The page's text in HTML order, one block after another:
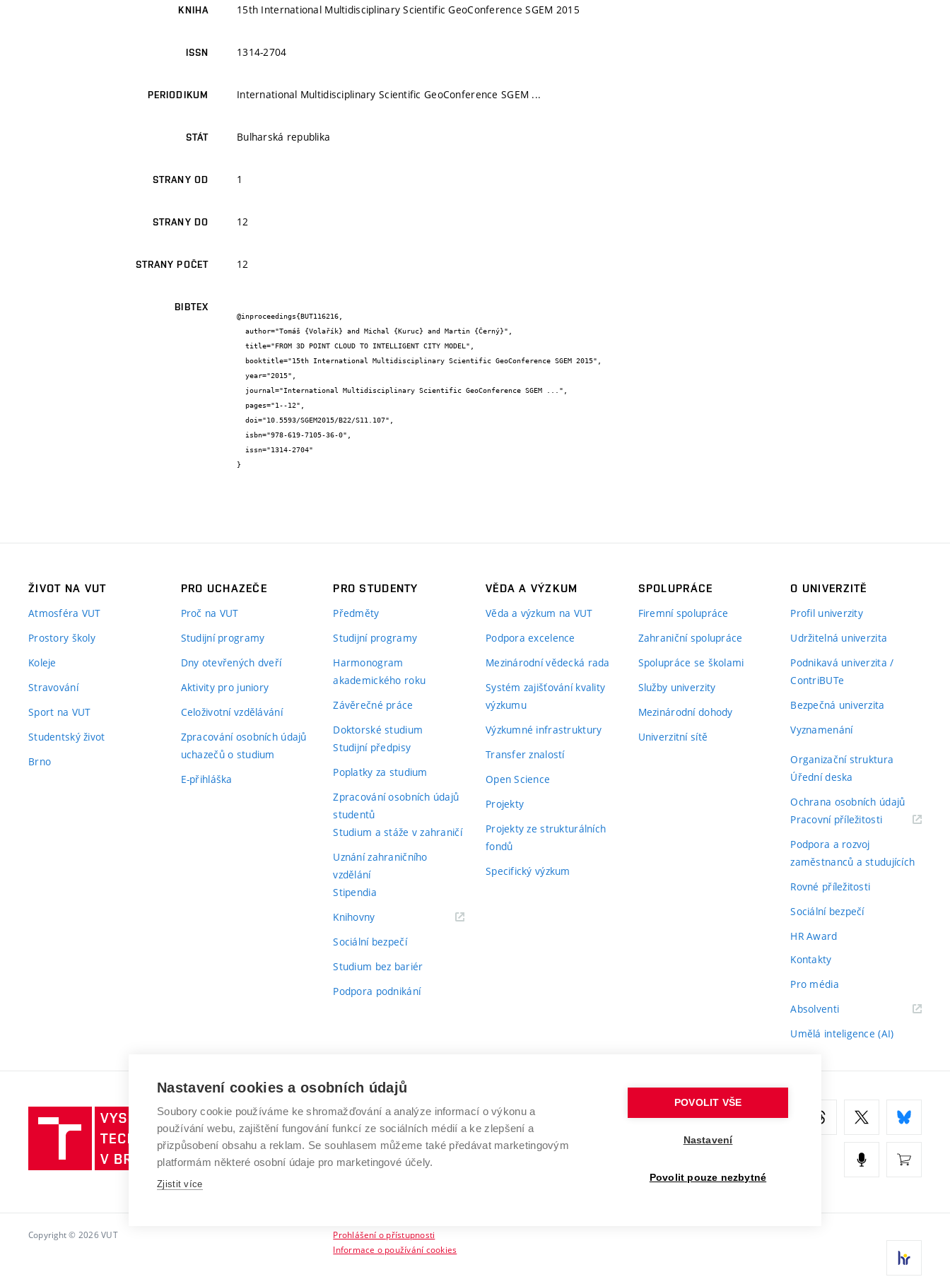
KNIHA 15th International Multidisciplinary Scientific GeoConference SGEM 2015
ISSN 1314-2704
PERIODIKUM International Multidisciplinary Scientific GeoConference SGEM ...
STÁT Bulharská republika
STRANY OD 1
STRANY DO 12
STRANY POČET 12
BIBTEX
@inproceedings{BUT116216,
}
ŽIVOT NA VUT
Atmosféra VUT
Prostory školy
Koleje
Stravování
Sport na VUT
Studentský život
Brno
PRO UCHAZEČE
Proč na VUT
Studijní programy
Dny otevřených dveří
Aktivity pro juniory
Celoživotní vzdělávání
Zpracování osobních údajů
uchazečů o studium
E-přihláška
PRO STUDENTY
Předměty
Studijní programy
Harmonogram
akademického roku
Závěrečné práce
Doktorské studium
Studijní předpisy
Poplatky za studium
Zpracování osobních údajů
studentů
Studium a stáže v zahraničí
Uznání zahraničního
vzdělání
Stipendia
Knihovny(externí
Sociální bezpečí
Studium bez bariér
Podpora podnikání
VĚDA A VÝZKUM
Věda a výzkum na VUT
Podpora excelence
Mezinárodní vědecká rada
Systém zajišťování kvality
výzkumu
Výzkumné infrastruktury
Transfer znalostí
Open Science
Projekty
Projekty ze strukturálních
fondů
Specifický výzkum
SPOLUPRÁCE
Firemní spolupráce
Zahraniční spolupráce
Spolupráce se školami
Služby univerzity
Mezinárodní dohody
Univerzitní sítě
O UNIVERZITĚ
Profil univerzity
Udržitelná univerzita
Podnikavá univerzita /
ContriBUTe
Bezpečná univerzita
Vyznamenání
Organizační struktura
Úřední deska
Ochrana osobních údajů
Pracovní příležitosti(externí
Podpora a rozvoj
zaměstnanců a studujících
Rovné příležitosti
Sociální bezpečí
HR Award
Kontakty
Pro média
Absolventi(externí
Umělá inteligence (AI)
Vysoké
učení
technické
v
VYSOKÉ UČENÍ TECHNICKÉ V BRNĚ
Antonínská 548/1
602 00 Brno
www.vut.cz
Copyright © 2026 VUT
Prohlášení o přístupnosti
Informace o používání cookies
Nastavení cookies a osobních údajů
Soubory cookie používáme ke shromažďování a analýze informací o výkonu a
používání webu, zajištění fungování funkcí ze sociálních médií a ke zlepšení a
přizpůsobení obsahu a reklam. Se souhlasem můžeme také předávat marketingovým
platformám některé osobní údaje pro marketingové účely.
Zjistit více
POVOLIT VŠE
Nastavení
Povolit pouze nezbytné